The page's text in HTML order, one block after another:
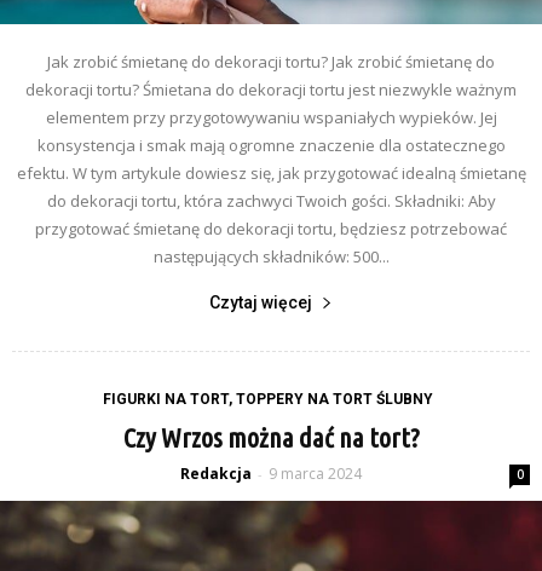
Jak zrobić śmietanę do dekoracji tortu? Jak zrobić śmietanę do
dekoracji tortu? Śmietana do dekoracji tortu jest niezwykle ważnym
elementem przy przygotowywaniu wspaniałych wypieków. Jej
konsystencja i smak mają ogromne znaczenie dla ostatecznego
efektu. W tym artykule dowiesz się, jak przygotować idealną śmietanę
do dekoracji tortu, która zachwyci Twoich gości. Składniki: Aby
przygotować śmietanę do dekoracji tortu, będziesz potrzebować
następujących składników: 500...
Czytaj więcej
FIGURKI NA TORT, TOPPERY NA TORT ŚLUBNY
Czy Wrzos można dać na tort?
Redakcja - 9 marca 2024 0